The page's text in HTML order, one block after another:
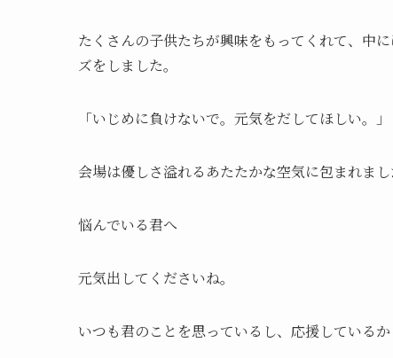
たくさんの子供たちが興味をもってくれて、中
ズをしました。
「いじめに負けないで。元気をだしてほしい。」
会場は優しさ溢れるあたたかな空気に包まれまし
悩んでいる君へ
元気出してくださいね。
いつも君のことを思っているし、応援しているか